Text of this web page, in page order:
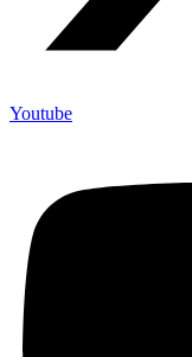
Youtube